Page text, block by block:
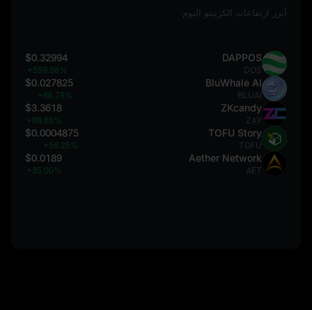
أبرز ارتفاعات الكريبتو اليوم
DAPPOS
DOS
$0.32994
+559.88%
BluWhale AI
BLUAI
$0.027825
+86.78%
ZKcandy
ZAY
$3.3618
+86.65%
TOFU Story
TOFU
$0.0004875
+56.25%
Aether Network
AET
$0.0189
+35.00%